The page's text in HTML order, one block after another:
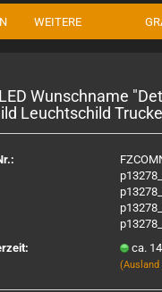
WEITERE
Wunsch­na­me
Leucht­schild
ca.
(Ausland